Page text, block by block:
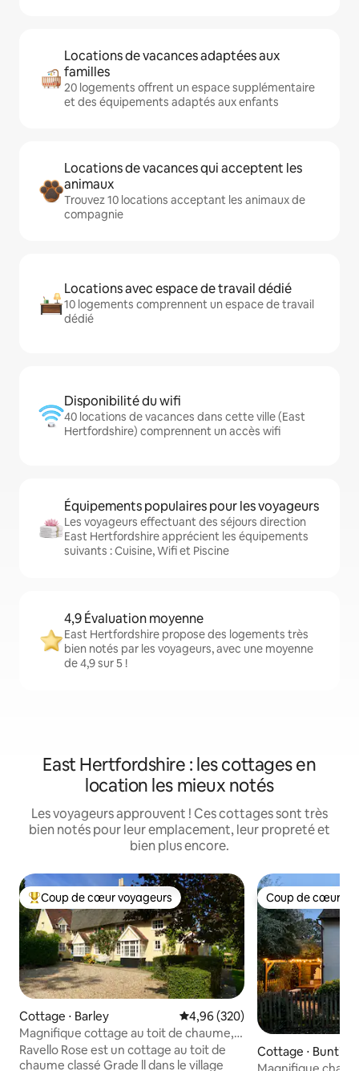
Locations de vacances adaptées aux
familles
20 logements offrent un espace supplémentaire
et des équipements adaptés aux enfants
Locations de vacances qui acceptent les
animaux
Trouvez 10 locations acceptant les animaux de
compagnie
Locations avec espace de travail dédié
10 logements comprennent un espace de travail
dédié
Disponibilité du wifi
40 locations de vacances dans cette ville (East
Hertfordshire) comprennent un accès wifi
Équipements populaires pour les voyageurs
Les voyageurs effectuant des séjours direction
East Hertfordshire apprécient les équipements
suivants : Cuisine, Wifi et Piscine
4,9 Évaluation moyenne
East Hertfordshire propose des logements très
bien notés par les voyageurs, avec une moyenne
de 4,9 sur 5 !
East Hertfordshire : les cottages en
location les mieux notés
Les voyageurs approuvent ! Ces cottages sont très
bien notés pour leur emplacement, leur propreté et
bien plus encore.
Coups de cœur voyageurs les plus appréciés
Coup de cœur voyageurs
Cottage ⋅ Barley Évaluation moyenne sur la
4,96 (320)
Magnifique cottage au toit de chaume,
Barley, Herts
Ravello Rose est un cottage au toit de
chaume classé Grade ll dans le village
Coup de cœur
Coup de cœur
Cottage ⋅